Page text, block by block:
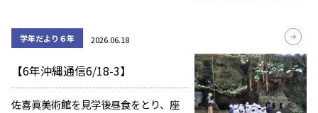
学習のまとめをしてから、就寝です。
学年だより６年 2026.06.18
【6年沖縄通信6/18-3】
佐喜眞美術館を見学後昼食をとり、座